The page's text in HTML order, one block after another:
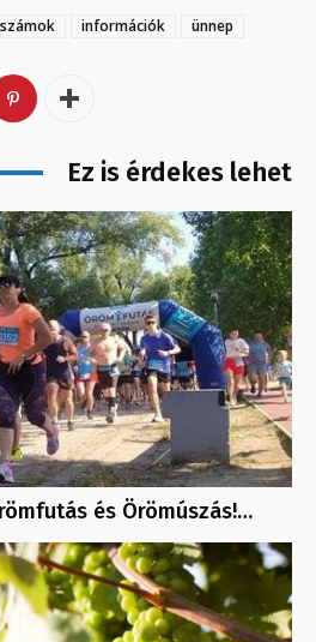
információk ünnep
Ez is érdekes lehet
és Örömúszás!…